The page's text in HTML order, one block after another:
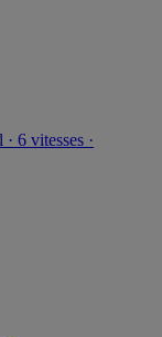
6 vitesses ·